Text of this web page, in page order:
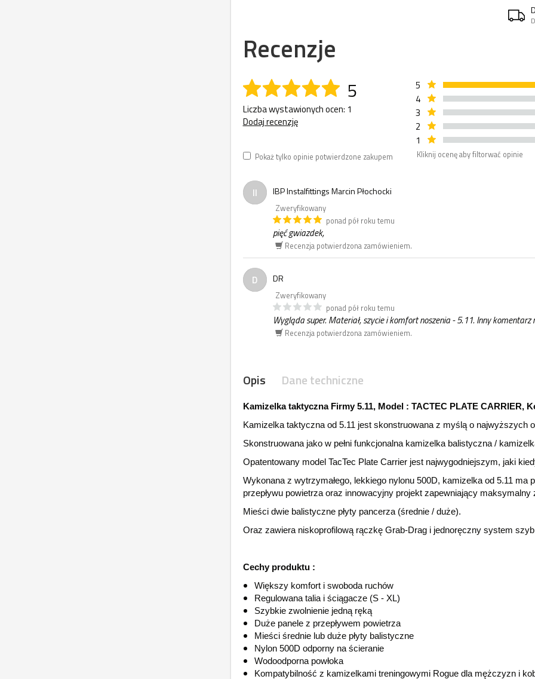
Recenzje
5
Liczba wystawionych ocen: 1
Dodaj recenzję
Pokaż tylko opinie potwierdzone zakupem
5
4
3
2
1
Kliknij ocenę aby filtorwać opinie
II IBP Instalfittings Marcin Płochocki
Zweryfikowany
ponad pół roku temu
pięć gwiazdek,
Recenzja potwierdzona zamówieniem.
D DR
Zweryfikowany
ponad pół roku temu
Wygląda super. Materiał, szycie i komfort noszenia - 5.11. Inny komentarz
Recenzja potwierdzona zamówieniem.
Opis Dane techniczne
Kamizelka taktyczna Firmy 5.11, Model : TACTEC PLATE CARRIER,
Kamizelka taktyczna od 5.11 jest skonstruowana z myślą o najwyższych
Skonstruowana jako w pełni funkcjonalna kamizelka balistyczna /
Opatentowany model TacTec Plate Carrier jest najwygodniejszym, jaki
Wykonana z wytrzymałego, lekkiego nylonu 500D, kamizelka od 5.11 ma
przepływu powietrza oraz innowacyjny projekt zapewniający maksymalny
Mieści dwie balistyczne płyty pancerza (średnie / duże).
Oraz zawiera niskoprofilową rączkę Grab-Drag i jednoręczny system
Cechy produktu :
Większy komfort i swoboda ruchów
Regulowana talia i ściągacze (S - XL)
Szybkie zwolnienie jedną ręką
Duże panele z przepływem powietrza
Mieści średnie lub duże płyty balistyczne
Nylon 500D odporny na ścieranie
Wodoodporna powłoka
Kompatybilność z kamizelkami treningowymi Rogue dla mężczyzn i